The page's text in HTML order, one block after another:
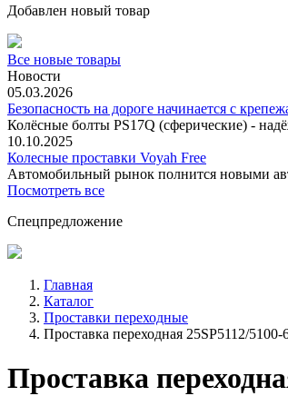
Добавлен новый товар
Все новые товары
Новости
05.03.2026
Безопасность на дороге начинается с
Колёсные болты PS17Q (сферические) -
10.10.2025
Колесные проставки Voyah Free
Автомобильный рынок полнится
Посмотреть все
Спецпредложение
Главная
Каталог
Проставки переходные
Проставка переходная 25SP5112/
Проставка